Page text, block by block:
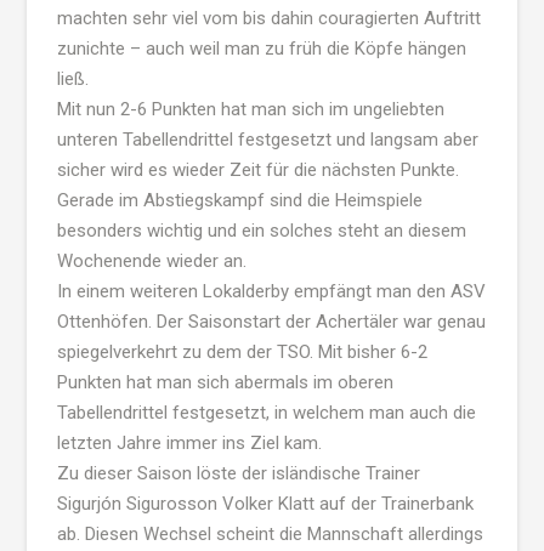
machten sehr viel vom bis dahin couragierten Auftritt
zunichte – auch weil man zu früh die Köpfe hängen
ließ.
Mit nun 2-6 Punkten hat man sich im ungeliebten
unteren Tabellendrittel festgesetzt und langsam aber
sicher wird es wieder Zeit für die nächsten Punkte.
Gerade im Abstiegskampf sind die Heimspiele
besonders wichtig und ein solches steht an diesem
Wochenende wieder an.
In einem weiteren Lokalderby empfängt man den ASV
Ottenhöfen. Der Saisonstart der Achertäler war genau
spiegelverkehrt zu dem der TSO. Mit bisher 6-2
Punkten hat man sich abermals im oberen
Tabellendrittel festgesetzt, in welchem man auch die
letzten Jahre immer ins Ziel kam.
Zu dieser Saison löste der isländische Trainer
Sigurjón Sigurosson Volker Klatt auf der Trainerbank
ab. Diesen Wechsel scheint die Mannschaft allerdings